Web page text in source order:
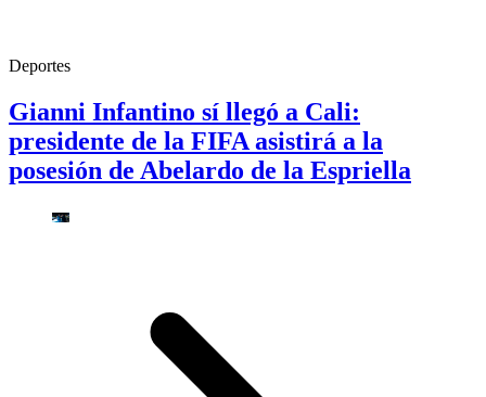
Deportes
Gianni Infantino sí llegó a Cali:
presidente de la FIFA asistirá a la
posesión de Abelardo de la Espriella